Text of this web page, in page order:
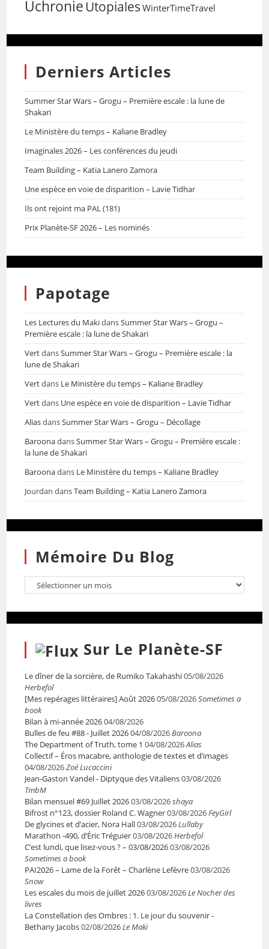
Uchronie Utopiales WinterTimeTravel
Derniers Articles
Summer Star Wars – Grogu – Première escale : la lune de
Shakari
Le Ministère du temps – Kaliane Bradley
Imaginales 2026 – Les conférences du jeudi
Team Building – Katia Lanero Zamora
Une espèce en voie de disparition – Lavie Tidhar
Ils ont rejoint ma PAL (181)
Prix Planète-SF 2026 – Les nominés
Papotage
Les Lectures du MakidansSummer Star Wars – Grogu –
Première escale : la lune de Shakari
VertdansSummer Star Wars – Grogu – Première escale : la
lune de Shakari
Vertdans Le Ministère du temps – Kaliane Bradley
Vertdans Une espèce en voie de disparition – Lavie Tidhar
AliasdansSummer Star Wars – Grogu – Décollage
BaroonadansSummer Star Wars – Grogu – Première escale :
la lune de Shakari
Baroonadans Le Ministère du temps – Kaliane Bradley
Jourdan dansTeam Building – Katia Lanero Zamora
Mémoire Du Blog
Sur Le Planète-SF
Le dîner de la sorcière, de Rumiko Takahashi05/08/2026
Herbefol
[Mes repérages littéraires] Août 202605/08/2026Sometimes a
book
Bilan à mi-année 202604/08/2026
Bulles de feu #88 - Juillet 202604/08/2026Baroona
The Department of Truth, tome 1 04/08/2026Alias
Collectif – Éros macabre, anthologie de textes et d’images
04/08/2026Zoé Lucaccini
Jean-Gaston Vandel - Diptyque des Vitaliens03/08/2026
TmbM
Bilan mensuel #69 Juillet 202603/08/2026shaya
Bifrost n°123, dossier Roland C. Wagner03/08/2026FeyGirl
De glycines et d’acier, Nora Hall03/08/2026Lullaby
Marathon -490, d’Éric Tréguier03/08/2026Herbefol
C’est lundi, que lisez-vous ? – 03/08/202603/08/2026
Sometimes a book
PAI2026 – Lame de la Forêt – Charlène Lefèvre03/08/2026
Snow
Les escales du mois de juillet 202603/08/2026Le Nocher des
livres
La Constellation des Ombres : 1. Le jour du souvenir -
Bethany Jacobs02/08/2026Le Maki